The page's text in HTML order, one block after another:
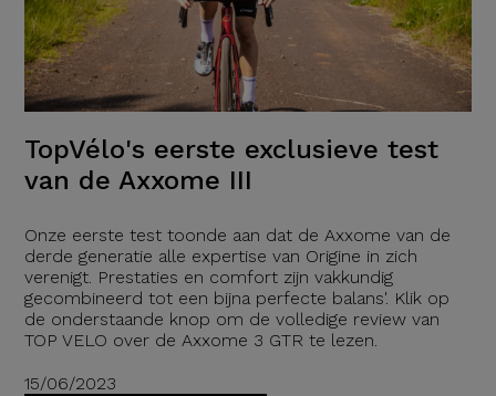
TopVélo's eerste exclusieve test
van de Axxome III
Onze eerste test toonde aan dat de Axxome van de
derde generatie alle expertise van Origine in zich
verenigt. Prestaties en comfort zijn vakkundig
gecombineerd tot een bijna perfecte balans'. Klik op
de onderstaande knop om de volledige review van
TOP VELO over de Axxome 3 GTR te lezen.
15/06/2023